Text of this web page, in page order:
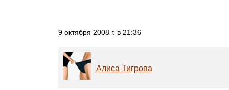
9 октября 2008 г. в 21:36
Алиса Тигрова